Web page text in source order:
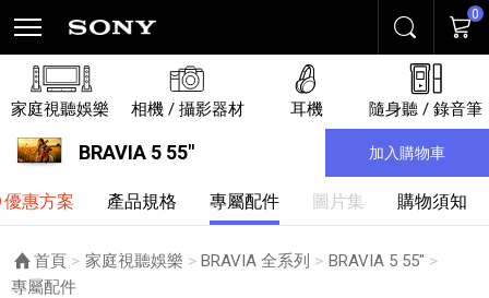
搜尋 購物
0
家庭視聽娛樂 相機 / 攝影器材 耳機 隨身聽 / 錄音筆
BRAVIA 5 55" 加入購物車
優惠方案 產品規格 專屬配件 圖片集 購物須知
首頁 家庭視聽娛樂 BRAVIA 全系列
BRAVIA 5 55"
目前頁面：
專屬配件